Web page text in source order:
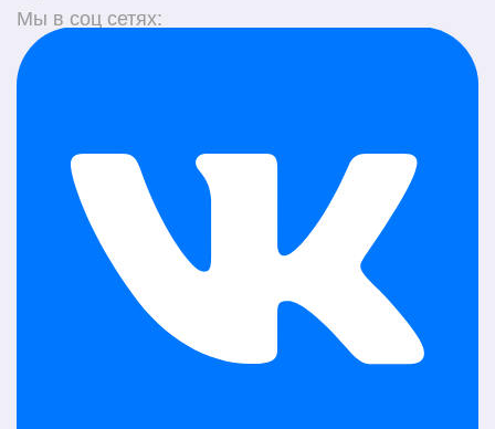
Мы в соц сетях: